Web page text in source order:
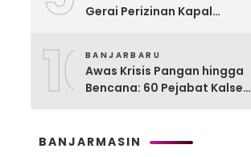
Gerai Perizinan Kapal
Kotabaru
10BANJARBARU
Awas Krisis Pangan hingga
Bencana: 60 Pejabat Kalsel-
Radikal!
BANJARMASIN